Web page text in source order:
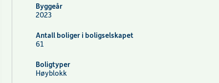
Byggeår
2023
Antall boliger i boligselskapet
61
Boligtyper
Høyblokk